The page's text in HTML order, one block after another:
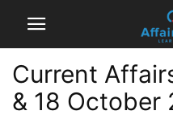
Current
& 18 October